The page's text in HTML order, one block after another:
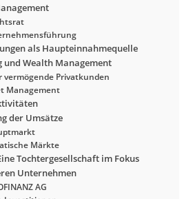
als Haupteinnahmequelle
Wealth Management
Privatkunden
Management
der Umsätze
Märkte
Tochtergesellschaft im Fokus
Unternehmen
AG